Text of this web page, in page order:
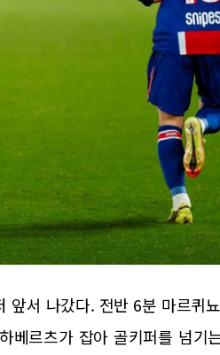
앞서 나갔다. 전반 6분 마르퀴
베르츠가 잡아 골키퍼를 넘기